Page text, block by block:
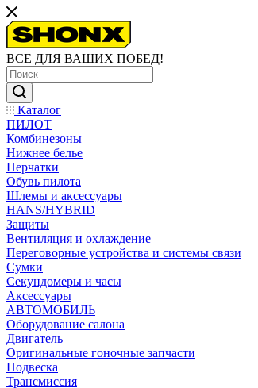
ВСЕ ДЛЯ ВАШИХ ПОБЕД!
Каталог
ПИЛОТ
Комбинезоны
Нижнее белье
Перчатки
Обувь пилота
Шлемы и аксессуары
HANS/HYBRID
Защиты
Вентиляция и охлаждение
Переговорные устройства и системы связи
Сумки
Секундомеры и часы
Аксессуары
АВТОМОБИЛЬ
Оборудование салона
Двигатель
Оригинальные гоночные запчасти
Подвеска
Трансмиссия